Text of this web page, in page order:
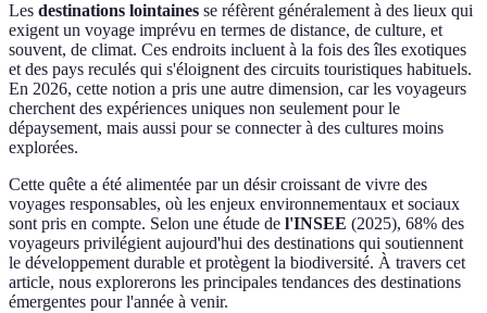
Les destinations lointaines se réfèrent généralement à des lieux qui
exigent un voyage imprévu en termes de distance, de culture, et
souvent, de climat. Ces endroits incluent à la fois des îles exotiques
et des pays reculés qui s'éloignent des circuits touristiques habituels.
En 2026, cette notion a pris une autre dimension, car les voyageurs
cherchent des expériences uniques non seulement pour le
dépaysement, mais aussi pour se connecter à des cultures moins
explorées.
Cette quête a été alimentée par un désir croissant de vivre des
voyages responsables, où les enjeux environnementaux et sociaux
sont pris en compte. Selon une étude de l'INSEE (2025), 68% des
voyageurs privilégient aujourd'hui des destinations qui soutiennent
le développement durable et protègent la biodiversité. À travers cet
article, nous explorerons les principales tendances des destinations
émergentes pour l'année à venir.